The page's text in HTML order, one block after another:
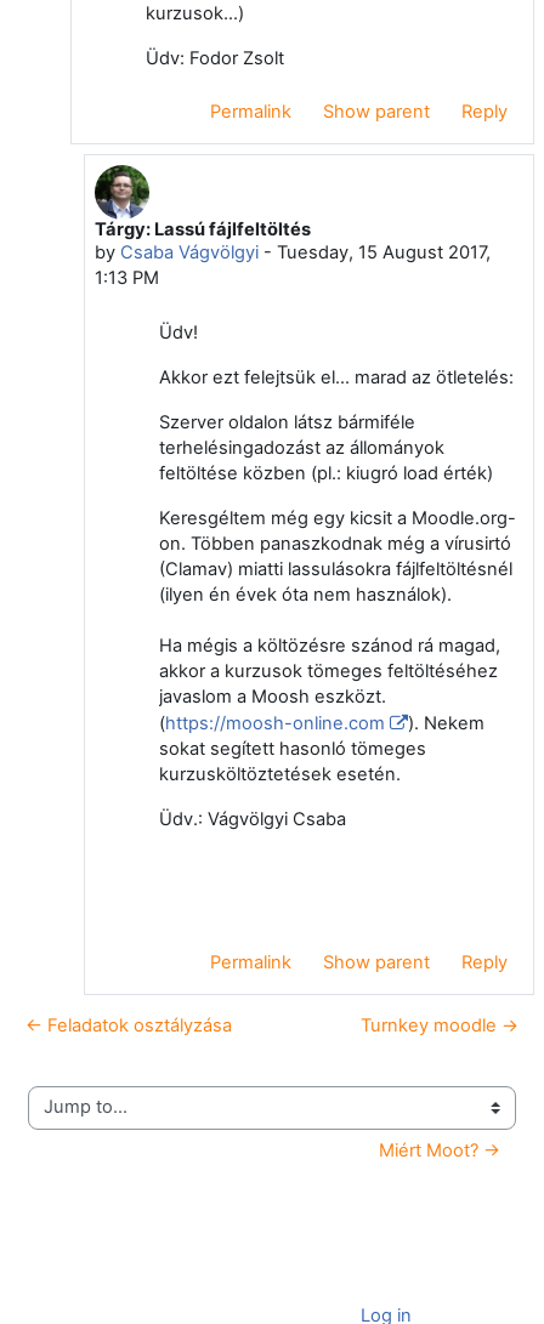
kurzusok...)
Üdv: Fodor Zsolt
Permalink Show parent Reply
In reply to Zsolt Fodor
Tárgy: Lassú fájlfeltöltés
by Csaba Vágvölgyi - Tuesday, 15 August 2017,
1:13 PM
Üdv!
Akkor ezt felejtsük el... marad az ötletelés:
Szerver oldalon látsz bármiféle
terhelésingadozást az állományok
feltöltése közben (pl.: kiugró load érték)
Keresgéltem még egy kicsit a Moodle.org-
on. Többen panaszkodnak még a vírusirtó
(Clamav) miatti lassulásokra fájlfeltöltésnél
(ilyen én évek óta nem használok).
Ha mégis a költözésre szánod rá magad,
akkor a kurzusok tömeges feltöltéséhez
javaslom a Moosh eszközt.
(https://moosh-online.com
). Nekem
sokat segített hasonló tömeges
kurzusköltöztetések esetén.
Üdv.: Vágvölgyi Csaba
Permalink Show parent Reply
← Feladatok osztályzása Turnkey moodle →
Jump to...
Miért Moot? →
Log in